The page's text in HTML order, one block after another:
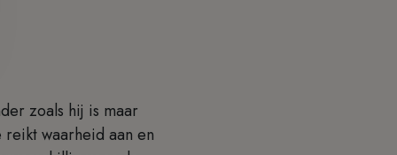
zoals hij is maar
waarheid aan en